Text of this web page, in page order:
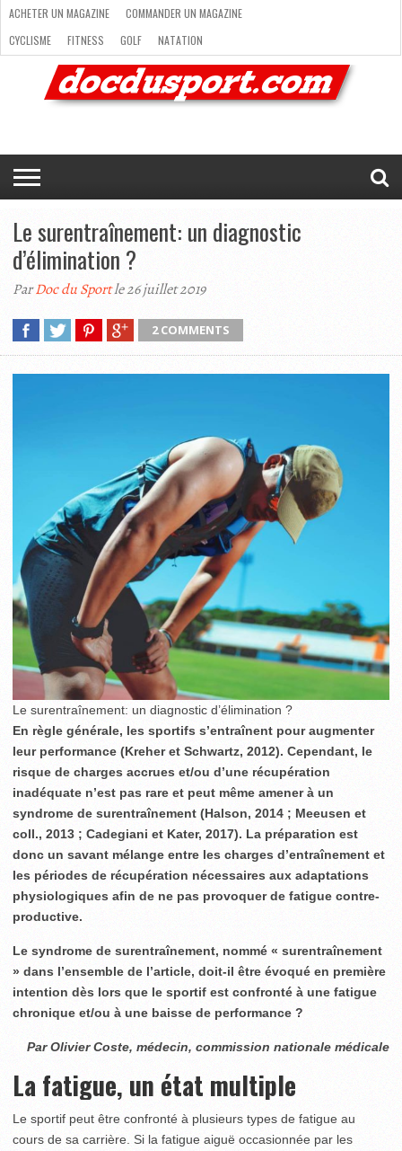
ACHETER
MAGAZINE
COMMANDER
UN
MAGAZINE
CYCLISME
FITNESS
GOLF
NATATION
RANDONNÉE
RUNNING
SKI
TRAIL
RUNNING
TRIATHLON
VOILE
NEWSLETTER
MAG’
EN
LIGNE
NOUS
CONTACTER
ACHETER UN MAGAZINE
COMMANDER UN MAGAZINE
CYCLISME
FITNESS GOLF
NATATION
RANDONNÉE
RUNNING SKI
TRAIL RUNNING
TRIATHLON
VOILE NEWSLETTER
MAG’ EN LIGNE
Le surentraînement: un diagnostic
d’élimination ?
ParDoc du Sportle 26 juillet 2019
2 COMMENTS
Le surentraînement: un diagnostic d’élimination ?
En règle générale, les sportifs s’entraînent pour augmenter
leur performance (Kreher et Schwartz, 2012). Cependant, le
risque de charges accrues et/ou d’une récupération
inadéquate n’est pas rare et peut même amener à un
syndrome de surentraînement (Halson, 2014 ; Meeusen et
coll., 2013 ; Cadegiani et Kater, 2017). La préparation est
donc un savant mélange entre les charges d’entraînement et
les périodes de récupération nécessaires aux adaptations
physiologiques afin de ne pas provoquer de fatigue contre-
productive.
Le syndrome de surentraînement, nommé « surentraînement
» dans l’ensemble de l’article, doit-il être évoqué en première
intention dès lors que le sportif est confronté à une fatigue
chronique et/ou à une baisse de performance ?
Par Olivier Coste, médecin, commission nationale médicale
La fatigue, un état multiple
Le sportif peut être confronté à plusieurs types de fatigue au
cours de sa carrière. Si la fatigue aiguë occasionnée par les